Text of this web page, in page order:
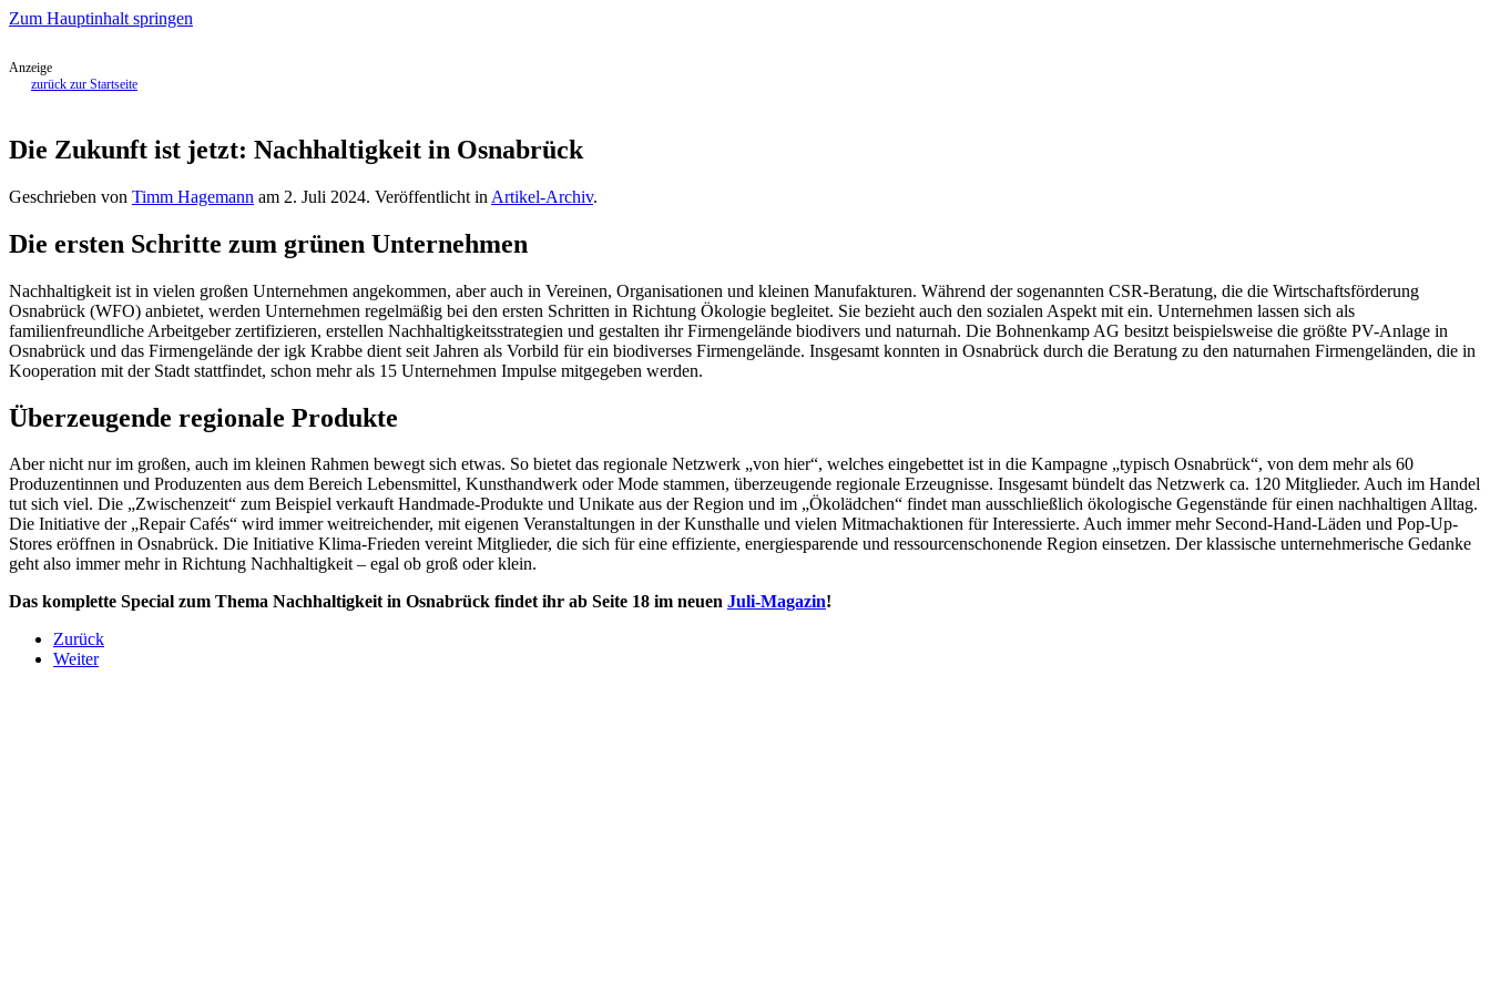
Zum Hauptinhalt springen
Anzeige
zurück zur Startseite
Die Zukunft ist jetzt: Nachhaltigkeit in Osnabrück
Geschrieben von Timm Hagemann am 2. Juli 2024. Veröffentlicht in Artikel-Archiv.
Die ersten Schritte zum grünen Unternehmen
Nachhaltigkeit ist in vielen großen Unternehmen angekommen, aber auch in Vereinen, Organisationen und kleinen Manufakturen. Während der sogenannten CSR-Beratung, die die Wirtschaftsförderung
Osnabrück (WFO) anbietet, werden Unternehmen regelmäßig bei den ersten Schritten in Richtung Ökologie begleitet. Sie bezieht auch den sozialen Aspekt mit ein. Unternehmen lassen sich als
familienfreundliche Arbeitgeber zertifizieren, erstellen Nachhaltigkeitsstrategien und gestalten ihr Firmengelände biodivers und naturnah. Die Bohnenkamp AG besitzt beispielsweise die größte PV-Anlage in
Osnabrück und das Firmengelände der igk Krabbe dient seit Jahren als Vorbild für ein biodiverses Firmengelände. Insgesamt konnten in Osnabrück durch die Beratung zu den naturnahen Firmengeländen, die in
Kooperation mit der Stadt stattfindet, schon mehr als 15 Unternehmen Impulse mitgegeben werden.
Überzeugende regionale Produkte
Aber nicht nur im großen, auch im kleinen Rahmen bewegt sich etwas. So bietet das regionale Netzwerk „von hier“, welches eingebettet ist in die Kampagne „typisch Osnabrück“, von dem mehr als 60
Produzentinnen und Produzenten aus dem Bereich Lebensmittel, Kunsthandwerk oder Mode stammen, überzeugende regionale Erzeugnisse. Insgesamt bündelt das Netzwerk ca. 120 Mitglieder. Auch im Handel
tut sich viel. Die „Zwischenzeit“ zum Beispiel verkauft Handmade-Produkte und Unikate aus der Region und im „Ökolädchen“ findet man ausschließlich ökologische Gegenstände für einen nachhaltigen Alltag.
Die Initiative der „Repair Cafés“ wird immer weitreichender, mit eigenen Veranstaltungen in der Kunsthalle und vielen Mitmachaktionen für Interessierte. Auch immer mehr Second-Hand-Läden und Pop-Up-
Stores eröffnen in Osnabrück. Die Initiative Klima-Frieden vereint Mitglieder, die sich für eine effiziente, energiesparende und ressourcenschonende Region einsetzen. Der klassische unternehmerische Gedanke
geht also immer mehr in Richtung Nachhaltigkeit – egal ob groß oder klein.
Das komplette Special zum Thema Nachhaltigkeit in Osnabrück findet ihr ab Seite 18 im neuen Juli-Magazin!
Zurück
Weiter